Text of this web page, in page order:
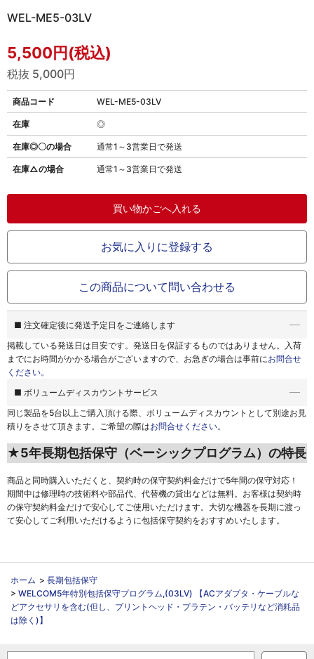
WEL-ME5-03LV
5,500円(税込)
税抜 5,000円
商品コード WEL-ME5-03LV
在庫◎〇の場合 通常1～3営業日で発送
在庫△の場合 通常1～3営業日で発送
在庫 ◎
お気に入りに登録する
この商品について問い合わせる
■ 注文確定後に発送予定日をご連絡します
掲載している発送日は目安です。 発送日を保証するものではありません。
入荷
までにお時間がかかる場合がございますので、お急ぎの場合は事前にお問合せ
ください。
■ ボリュームディスカウントサービス
同じ製品を5台以上ご購入頂ける際、 ボリュームディスカウントとして別途お見
積りをさせて頂きます。ご希望の際はお問合せください。
★5年長期包括保守（ベーシックプログラム）の特長
商品と同時購入いただくと、契約時の保守契約料金だけで5年間の保守対応！
期間中は修理時の技術料や部品代、代替機の貸出などは無料。お客様は契約時
の保守契約料金だけで安心してご使用いただけます。大切な機器を長期に渡っ
て安心してご利用いただけるように包括保守契約をおすすめいたします。
ホーム > 長期包括保守
> WELCOM5年特別包括保守プログラム,(03LV) 【ACアダプタ・ケーブルな
どアクセサリを含む(但し、プリントヘッド・プラテン・バッテリなど消耗品
は除く)】